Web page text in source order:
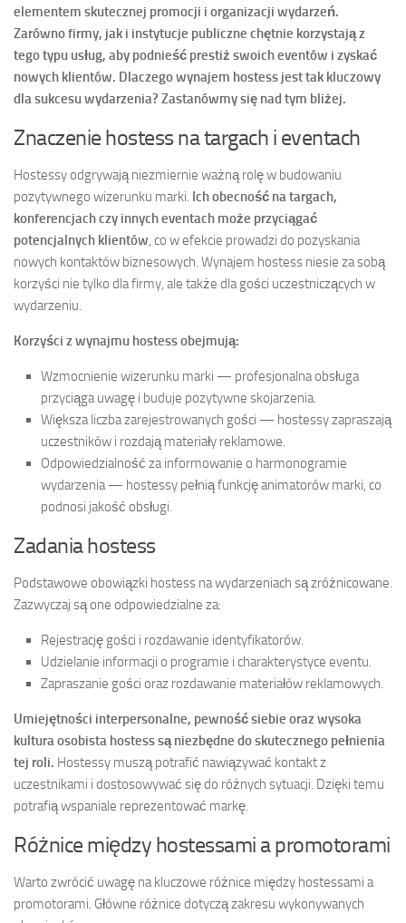
elementem skutecznej promocji i organizacji wydarzeń.
Zarówno firmy, jak i instytucje publiczne chętnie korzystają z
tego typu usług, aby podnieść prestiż swoich eventów i zyskać
nowych klientów. Dlaczego wynajem hostess jest tak kluczowy
dla sukcesu wydarzenia? Zastanówmy się nad tym bliżej.
Znaczenie hostess na targach i eventach
Hostessy odgrywają niezmiernie ważną rolę w budowaniu
pozytywnego wizerunku marki. Ich obecność na targach,
konferencjach czy innych eventach może przyciągać
potencjalnych klientów, co w efekcie prowadzi do pozyskania
nowych kontaktów biznesowych. Wynajem hostess niesie za sobą
korzyści nie tylko dla firmy, ale także dla gości uczestniczących w
wydarzeniu.
Korzyści z wynajmu hostess obejmują:
Wzmocnienie wizerunku marki — profesjonalna obsługa
przyciąga uwagę i buduje pozytywne skojarzenia.
Większa liczba zarejestrowanych gości — hostessy zapraszają
uczestników i rozdają materiały reklamowe.
Odpowiedzialność za informowanie o harmonogramie
wydarzenia — hostessy pełnią funkcję animatorów marki, co
podnosi jakość obsługi.
Zadania hostess
Podstawowe obowiązki hostess na wydarzeniach są zróżnicowane.
Zazwyczaj są one odpowiedzialne za:
Rejestrację gości i rozdawanie identyfikatorów.
Udzielanie informacji o programie i charakterystyce eventu.
Zapraszanie gości oraz rozdawanie materiałów reklamowych.
Umiejętności interpersonalne, pewność siebie oraz wysoka
kultura osobista hostess są niezbędne do skutecznego pełnienia
tej roli. Hostessy muszą potrafić nawiązywać kontakt z
uczestnikami i dostosowywać się do różnych sytuacji. Dzięki temu
potrafią wspaniale reprezentować markę.
Różnice między hostessami a promotorami
Warto zwrócić uwagę na kluczowe różnice między hostessami a
promotorami. Główne różnice dotyczą zakresu wykonywanych